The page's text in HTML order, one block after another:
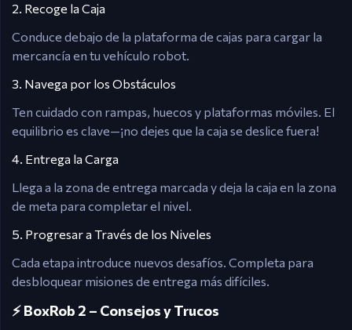
2. Recoge la Caja
Conduce debajo de la plataforma de cajas para cargar la
mercancía en tu vehículo robot.
3. Navega por los Obstáculos
Ten cuidado con rampas, huecos y plataformas móviles. El
equilibrio es clave—¡no dejes que la caja se deslice fuera!
4. Entrega la Carga
Llega a la zona de entrega marcada y deja la caja en la zona
de meta para completar el nivel.
5. Progresar a Través de los Niveles
Cada etapa introduce nuevos desafíos. Completa para
desbloquear misiones de entrega más difíciles.
⚡ BoxRob 2 – Consejos y Trucos